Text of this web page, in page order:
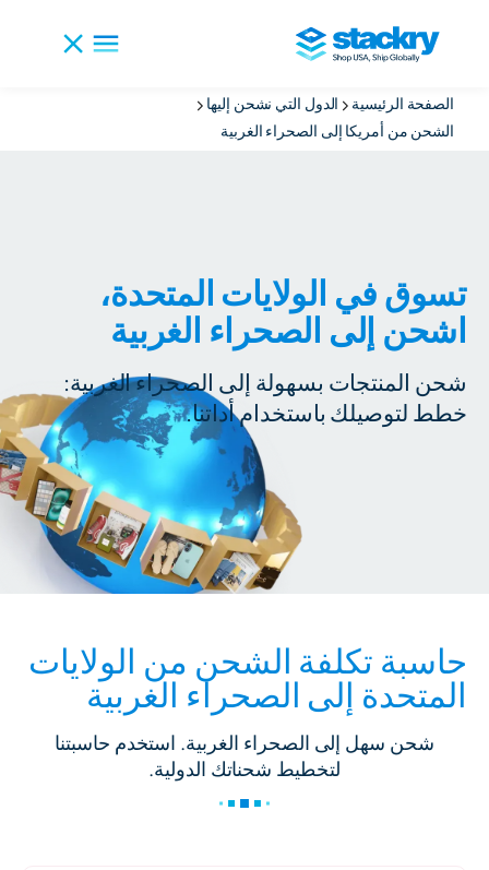
الصفحة الرئيسية
الدول التي نشحن إليها
الشحن من أمريكا إلى الصحراء الغربية
تسوق في الولايات المتحدة،
اشحن إلى الصحراء الغربية
شحن المنتجات بسهولة إلى الصحراء الغربية:
خطط لتوصيلك باستخدام أداتنا.
حاسبة تكلفة الشحن من الولايات
المتحدة إلى الصحراء الغربية
شحن سهل إلى الصحراء الغربية. استخدم حاسبتنا
لتخطيط شحناتك الدولية.